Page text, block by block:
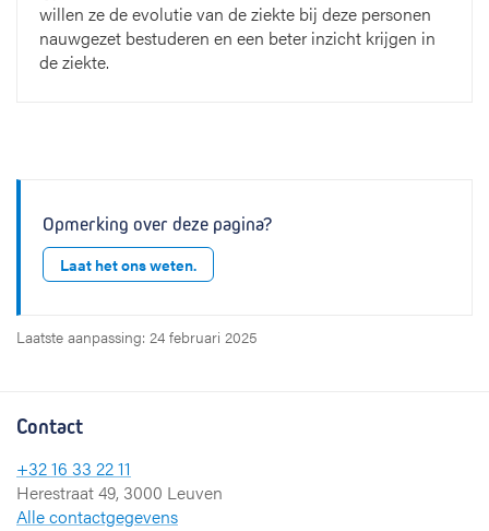
willen ze de evolutie van de ziekte bij deze personen
nauwgezet bestuderen en een beter inzicht krijgen in
de ziekte.
Opmerking over deze pagina?
Laat het ons weten.
Laatste aanpassing: 24 februari 2025
Contact
+32 16 33 22 11
Herestraat 49, 3000 Leuven
Alle contactgegevens